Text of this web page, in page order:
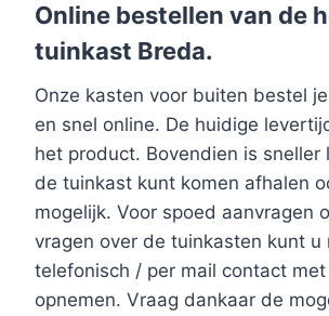
Online bestellen van de
tuinkast Breda.
Onze kasten voor buiten bestel
en snel online. De huidige
het product. Bovendien is sneller
de tuinkast kunt komen afhalen
mogelijk. Voor spoed aanvragen
vragen over de tuinkasten kunt u
telefonisch / per mail contact met
opnemen. Vraag dankaar de